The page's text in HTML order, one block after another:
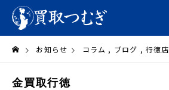
お知らせ コラム ブログ 行徳店
金買取行徳